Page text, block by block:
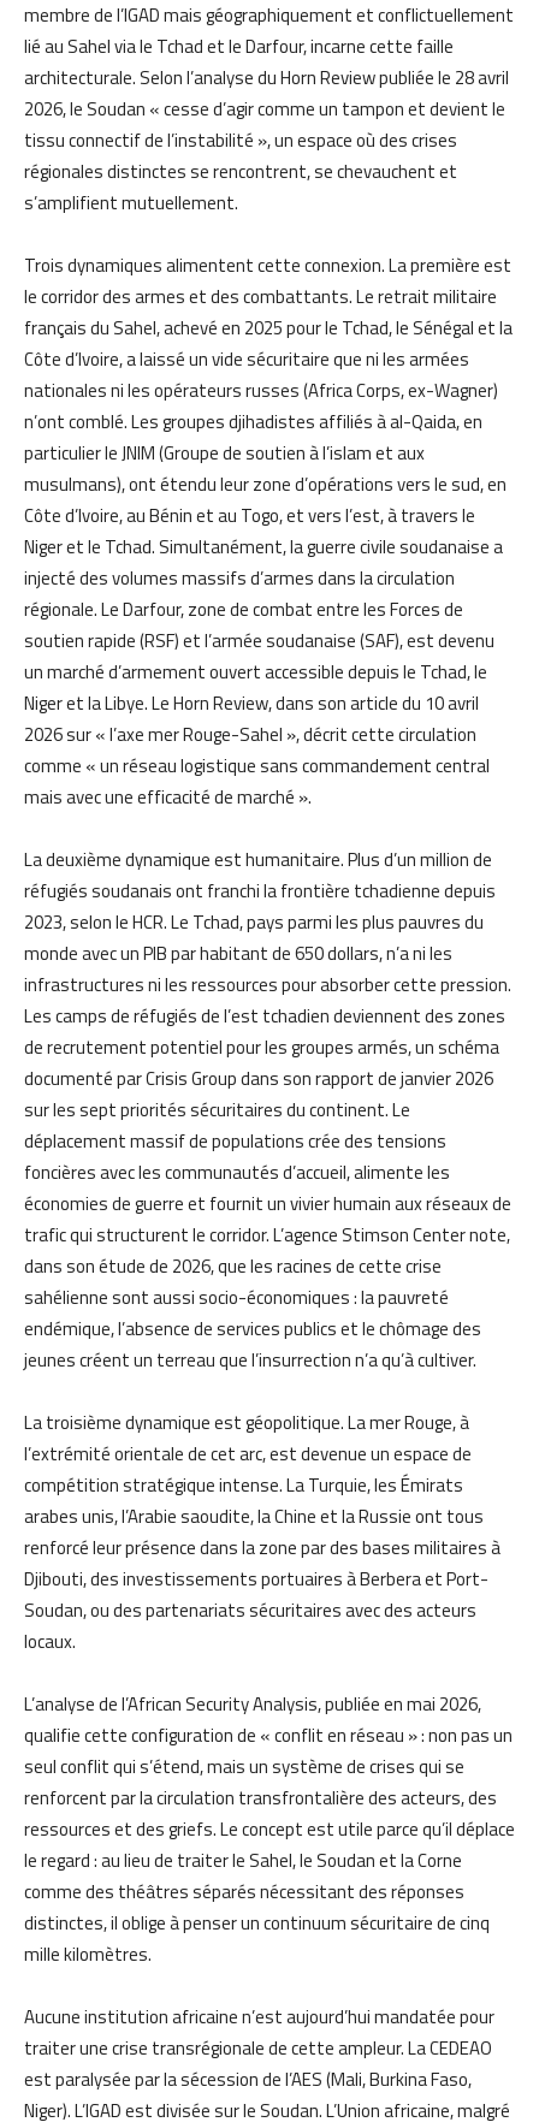
membre de l’IGAD mais géographiquement et conflictuellement
lié au Sahel via le Tchad et le Darfour, incarne cette faille
architecturale. Selon l’analyse du Horn Review publiée le 28 avril
2026, le Soudan « cesse d’agir comme un tampon et devient le
tissu connectif de l’instabilité », un espace où des crises
régionales distinctes se rencontrent, se chevauchent et
s’amplifient mutuellement.
Trois dynamiques alimentent cette connexion. La première est
le corridor des armes et des combattants. Le retrait militaire
français du Sahel, achevé en 2025 pour le Tchad, le Sénégal et la
Côte d’Ivoire, a laissé un vide sécuritaire que ni les armées
nationales ni les opérateurs russes (Africa Corps, ex-Wagner)
n’ont comblé. Les groupes djihadistes affiliés à al-Qaida, en
particulier le JNIM (Groupe de soutien à l’islam et aux
musulmans), ont étendu leur zone d’opérations vers le sud, en
Côte d’Ivoire, au Bénin et au Togo, et vers l’est, à travers le
Niger et le Tchad. Simultanément, la guerre civile soudanaise a
injecté des volumes massifs d’armes dans la circulation
régionale. Le Darfour, zone de combat entre les Forces de
soutien rapide (RSF) et l’armée soudanaise (SAF), est devenu
un marché d’armement ouvert accessible depuis le Tchad, le
Niger et la Libye. Le Horn Review, dans son article du 10 avril
2026 sur « l’axe mer Rouge-Sahel », décrit cette circulation
comme « un réseau logistique sans commandement central
mais avec une efficacité de marché ».
La deuxième dynamique est humanitaire. Plus d’un million de
réfugiés soudanais ont franchi la frontière tchadienne depuis
2023, selon le HCR. Le Tchad, pays parmi les plus pauvres du
monde avec un PIB par habitant de 650 dollars, n’a ni les
infrastructures ni les ressources pour absorber cette pression.
Les camps de réfugiés de l’est tchadien deviennent des zones
de recrutement potentiel pour les groupes armés, un schéma
documenté par Crisis Group dans son rapport de janvier 2026
sur les sept priorités sécuritaires du continent. Le
déplacement massif de populations crée des tensions
foncières avec les communautés d’accueil, alimente les
économies de guerre et fournit un vivier humain aux réseaux de
trafic qui structurent le corridor. L’agence Stimson Center note,
dans son étude de 2026, que les racines de cette crise
sahélienne sont aussi socio-économiques : la pauvreté
endémique, l’absence de services publics et le chômage des
jeunes créent un terreau que l’insurrection n’a qu’à cultiver.
La troisième dynamique est géopolitique. La mer Rouge, à
l’extrémité orientale de cet arc, est devenue un espace de
compétition stratégique intense. La Turquie, les Émirats
arabes unis, l’Arabie saoudite, la Chine et la Russie ont tous
renforcé leur présence dans la zone par des bases militaires à
Djibouti, des investissements portuaires à Berbera et Port-
Soudan, ou des partenariats sécuritaires avec des acteurs
locaux.
L’analyse de l’African Security Analysis, publiée en mai 2026,
qualifie cette configuration de « conflit en réseau » : non pas un
seul conflit qui s’étend, mais un système de crises qui se
renforcent par la circulation transfrontalière des acteurs, des
ressources et des griefs. Le concept est utile parce qu’il déplace
le regard : au lieu de traiter le Sahel, le Soudan et la Corne
comme des théâtres séparés nécessitant des réponses
distinctes, il oblige à penser un continuum sécuritaire de cinq
mille kilomètres.
Aucune institution africaine n’est aujourd’hui mandatée pour
traiter une crise transrégionale de cette ampleur. La CEDEAO
est paralysée par la sécession de l’AES (Mali, Burkina Faso,
Niger). L’IGAD est divisée sur le Soudan. L’Union africaine, malgré